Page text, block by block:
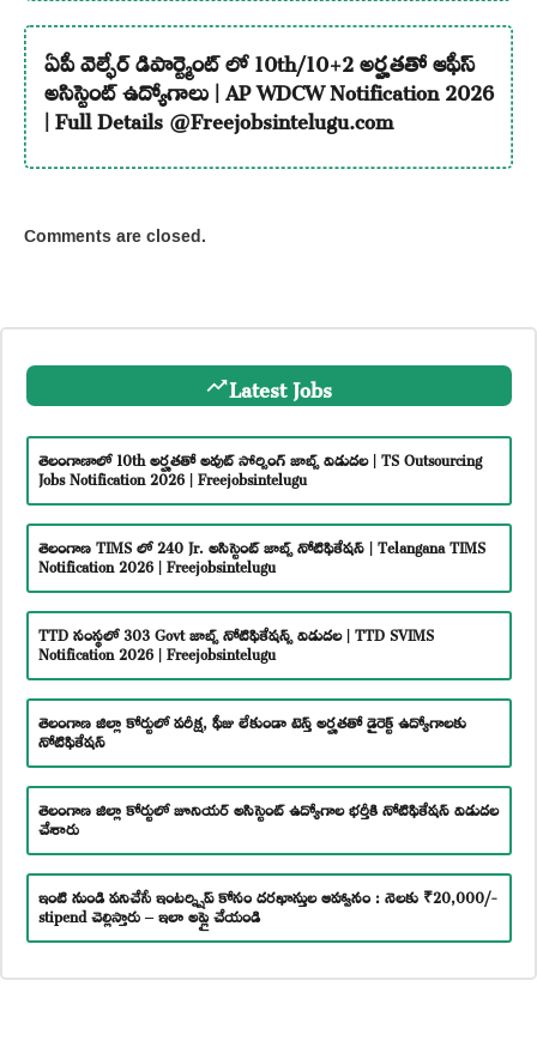
ఏపీ వెల్ఫేర్ డిపార్ట్మెంట్ లో 10th/10+2 అర్హతతో ఆఫీస్
అసిస్టెంట్ ఉద్యోగాలు | AP WDCW Notification 2026
| Full Details @Freejobsintelugu.com
Comments are closed.
Latest Jobs
తెలంగాణాలో 10th అర్హతతో అవుట్ సోర్సింగ్ జాబ్స్ విడుదల | TS Outsourcing
Jobs Notification 2026 | Freejobsintelugu
తెలంగాణ TIMS లో 240 Jr. అసిస్టెంట్ జాబ్స్ నోటిఫికేషన్ | Telangana TIMS
Notification 2026 | Freejobsintelugu
TTD సంస్థలో 303 Govt జాబ్స్ నోటిఫికేషన్స్ విడుదల | TTD SVIMS
Notification 2026 | Freejobsintelugu
తెలంగాణ జిల్లా కోర్టులో పరీక్ష, ఫీజు లేకుండా టెన్త్ అర్హతతో డైరెక్ట్ ఉద్యోగాలకు
నోటిఫికేషన్
తెలంగాణ జిల్లా కోర్టులో జూనియర్ అసిస్టెంట్ ఉద్యోగాల భర్తీకి నోటిఫికేషన్ విడుదల
చేశారు
ఇంటి నుండి పనిచేసే ఇంటర్న్షిప్ కోసం దరఖాస్తుల ఆహ్వానం : నెలకు ₹20,000/-
stipend చెల్లిస్తారు – ఇలా అప్లై చేయండి